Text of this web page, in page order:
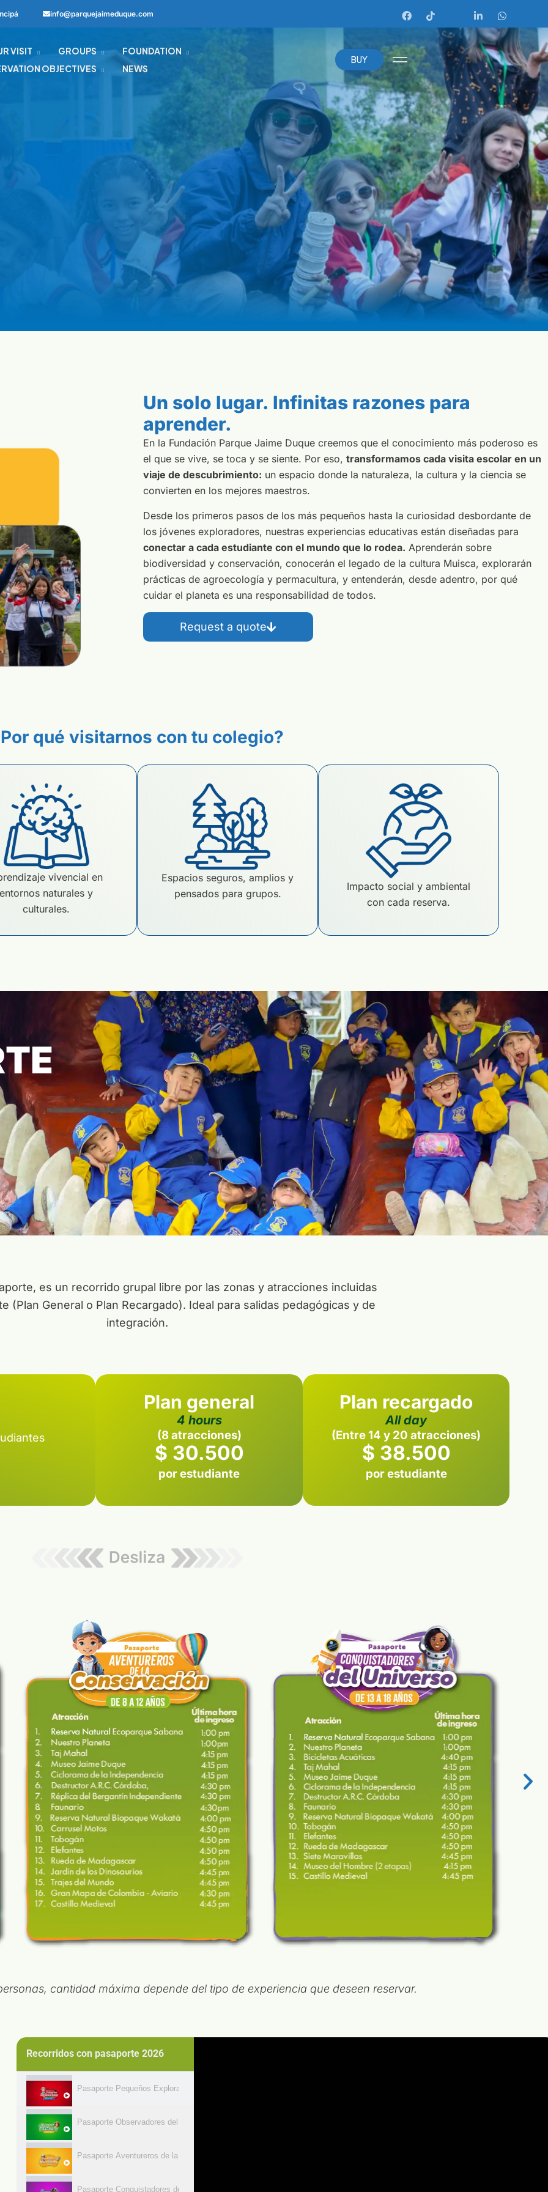
info@parquejaimeduque.com
VISIT GROUPS
FOUNDATION
OBJECTIVES
NEWS
BUY
Un solo lugar. Infinitas razones para
aprender.
En la Fundación Parque Jaime Duque creemos que el conocimiento más poderoso es
el que se vive, se toca y se siente. Por eso, transformamos cada visita escolar en un
viaje de descubrimiento: un espacio donde la naturaleza, la cultura y la ciencia se
convierten en los mejores maestros.
Desde los primeros pasos de los más pequeños hasta la curiosidad desbordante de
los jóvenes exploradores, nuestras experiencias educativas están diseñadas para
conectar a cada estudiante con el mundo que lo rodea. Aprenderán sobre
biodiversidad y conservación, conocerán el legado de la cultura Muisca, explorarán
prácticas de agroecología y permacultura, y entenderán, desde adentro, por qué
cuidar el planeta es una responsabilidad de todos.
Request a quote
qué visitarnos con tu colegio?
vivencial en
entornos naturales y
culturales.
Espacios seguros, amplios y
pensados para grupos.
Impacto social y ambiental
con cada reserva.
es un recorrido grupal libre por las zonas y atracciones incluidas
(Plan General o Plan Recargado). Ideal para salidas pedagógicas y de
integración.
Plan general
4 hours
(8 atracciones)
$ 30.500
por estudiante
Plan recargado
All day
(Entre 14 y 20 atracciones)
$ 38.500
por estudiante
cantidad máxima depende del tipo de experiencia que deseen reservar.
Recorridos con pasaporte 2026
Pasaporte Pequeños Exploradores #ExperienciasEducativas #2025
Pasaporte Observadores del Mundo #ExperienciasEduvativas #2025
Pasaporte Aventureros de la Conservación #ExperienciaEducativa
Pasaporte Conquistadores de Universo #ExperienciasEducativa #2025